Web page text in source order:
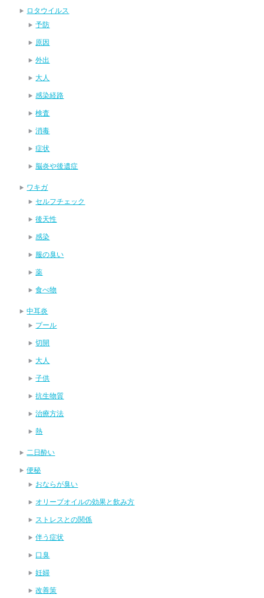
ロタウイルス
予防
原因
外出
大人
感染経路
検査
消毒
症状
脳炎や後遺症
ワキガ
セルフチェック
後天性
感染
服の臭い
薬
食べ物
中耳炎
プール
切開
大人
子供
抗生物質
治療方法
熱
二日酔い
便秘
おならが臭い
オリーブオイルの効果と飲み方
ストレスとの関係
伴う症状
口臭
妊婦
改善策